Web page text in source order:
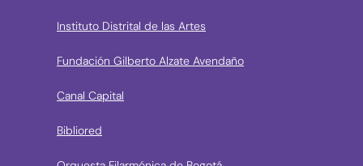
Instituto Distrital de las Artes
Fundación Gilberto Alzate Avendaño
Canal Capital
Bibliored